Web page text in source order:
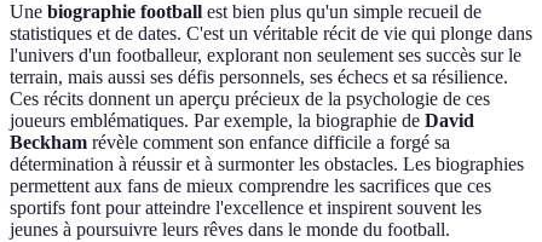
Une biographie football est bien plus qu'un simple recueil de
statistiques et de dates. C'est un véritable récit de vie qui plonge dans
l'univers d'un footballeur, explorant non seulement ses succès sur le
terrain, mais aussi ses défis personnels, ses échecs et sa résilience.
Ces récits donnent un aperçu précieux de la psychologie de ces
joueurs emblématiques. Par exemple, la biographie de David
Beckham révèle comment son enfance difficile a forgé sa
détermination à réussir et à surmonter les obstacles. Les biographies
permettent aux fans de mieux comprendre les sacrifices que ces
sportifs font pour atteindre l'excellence et inspirent souvent les
jeunes à poursuivre leurs rêves dans le monde du football.